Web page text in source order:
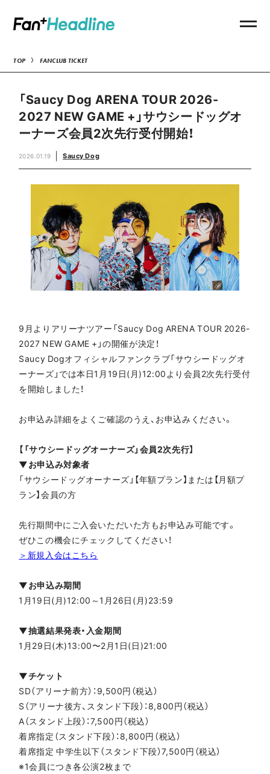
TOP FANCLUB TICKET
「Saucy Dog ARENA TOUR 2026-
2027 NEW GAME +」サウシードッグオ
ーナーズ会員2次先行受付開始！
2026.01.19 Saucy Dog
9月よりアリーナツアー「Saucy Dog ARENA TOUR 2026-
2027 NEW GAME +」の開催が決定！
Saucy Dogオフィシャルファンクラブ「サウシードッグオ
ーナーズ」では本日1月19日(月)12:00より会員2次先行受付
を開始しました！
お申込み詳細をよくご確認のうえ、お申込みください。
【「サウシードッグオーナーズ」会員2次先行】
▼お申込み対象者
「サウシードッグオーナーズ」【年額プラン】または【月額プ
ラン】会員の方
先行期間中にご入会いただいた方もお申込み可能です。
ぜひこの機会にチェックしてください！
＞新規入会はこちら
▼お申込み期間
1月19日(月)12:00～1月26日(月)23:59
▼抽選結果発表・入金期間
1月29日(木)13:00〜2月1日(日)21:00
▼チケット
SD（アリーナ前方）：9,500円（税込）
S（アリーナ後方、スタンド下段）：8,800円（税込）
A（スタンド上段）：7,500円（税込）
着席指定（スタンド下段）：8,800円（税込）
着席指定 中学生以下（スタンド下段）7,500円（税込）
※1会員につき各公演2枚まで